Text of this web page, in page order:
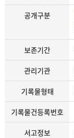
공개구분
보존기간
관리기관
기록물형태
기록물건등록번호
서고정보